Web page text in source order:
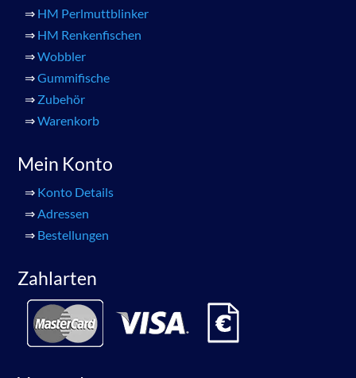
⇒ HM Perlmuttblinker
⇒ HM Renkenfischen
⇒Wobbler
⇒Gummifische
⇒ Zubehör
⇒Warenkorb
Mein Konto
⇒ Konto Details
⇒Adressen
⇒ Bestellungen
Zahlarten